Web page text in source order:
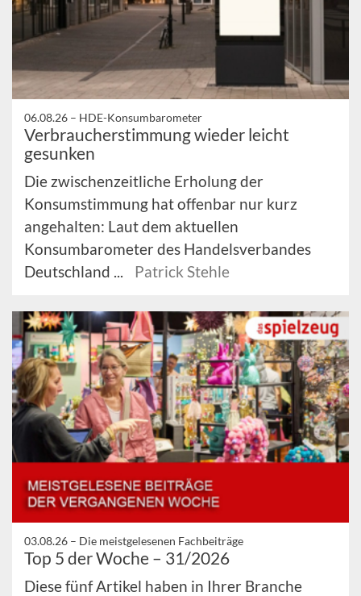
06.08.26 – HDE-Konsumbarometer
Verbraucherstimmung wieder leicht
gesunken
Die zwischenzeitliche Erholung der
Konsumstimmung hat offenbar nur kurz
angehalten: Laut dem aktuellen
Konsumbarometer des Handelsverbandes
Deutschland ...
Patrick Stehle
03.08.26 – Die meistgelesenen Fachbeiträge
Top 5 der Woche – 31/2026
Diese fünf Artikel haben in Ihrer Branche